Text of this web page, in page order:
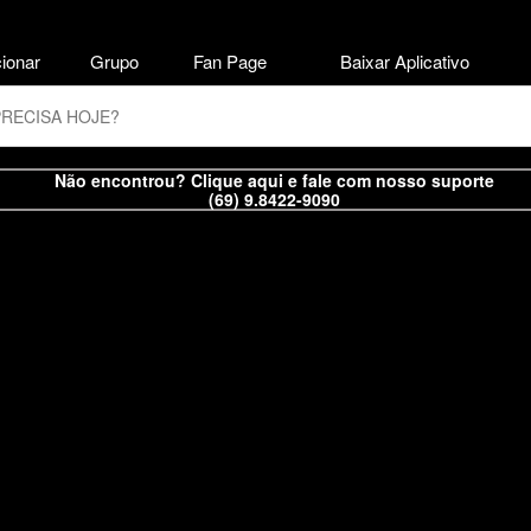
Não encontrou? Clique aqui e fale com nosso suporte
(69) 9.8422-9090
Grupo Fan Page Baixar Aplicativo